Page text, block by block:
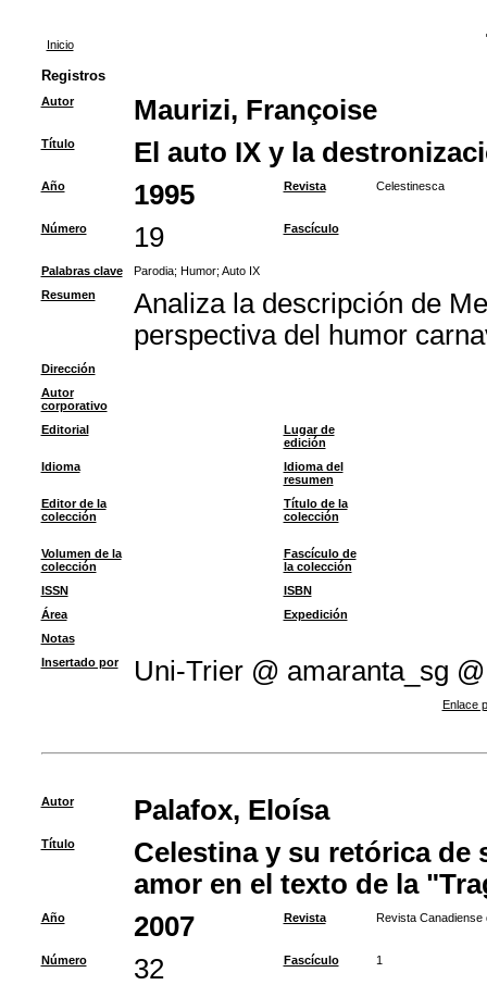
Inicio
Registros
Autor Maurizi, Françoise
Título El auto IX y la
Año 1995 Revista Celestinesca
Número 19 Fascículo
Palabras clave Parodia; Humor; Auto IX
Resumen
Analiza la descripción de
perspectiva del humor
Dirección
Autor
corporativo
Editorial
Lugar de
edición
Idioma
Idioma del
resumen
Editor de la
colección
Título de la
colección
Volumen de la
colección
Fascículo de
la colección
ISSN
ISBN
Área
Expedición
Notas
Insertado por
Uni-Trier @ amaranta_sg @
Enlace
Autor Palafox, Eloísa
Título
Celestina y su retórica
amor en el texto de la
Año 2007 Revista Revista Canadiense
Número 32 Fascículo 1